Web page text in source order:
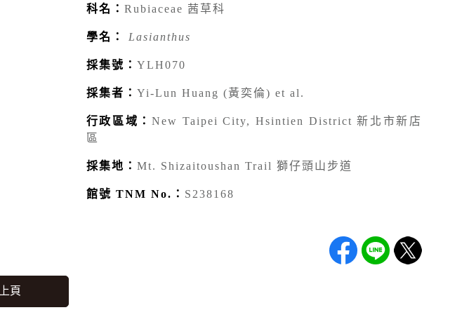
科名： Rubiaceae 茜草科
學名： Lasianthus
採集號： YLH070
採集者： Yi-Lun Huang (黃奕倫) et al.
行政區域： New Taipei City, Hsintien District 新北市新店
區
採集地： Mt. Shizaitoushan Trail 獅仔頭山步道
館號 TNM No.： S238168
頁